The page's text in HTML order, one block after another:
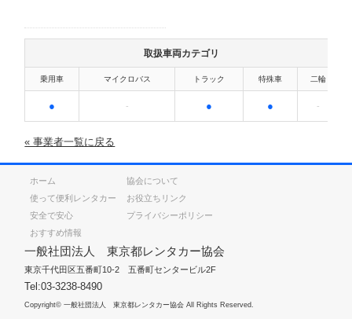
取扱車両カテゴリ
乗用車 マイクロバス トラック 特殊車 二輪
● - ● ● -
« 事業者一覧に戻る
一般社団法人 東京都レンタカー協会
東京千代田区五番町10-2 五番町センタービル2F
Tel:03-3238-8490
ホーム
使って便利レンタカー
安全で安心
おすすめ情報
協会について
お役立ちリンク
プライバシーポリシー
Copyright© 一般社団法人 東京都レンタカー協会 All Rights Reserved.